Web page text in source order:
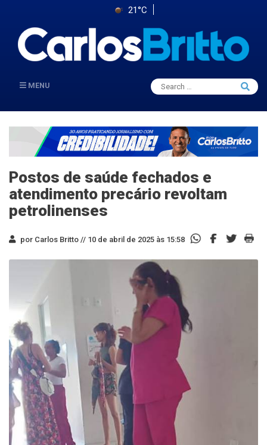
21°C
MENU
Search
for:
Search
Postos de saúde fechados e
atendimento precário revoltam
petrolinenses
por Carlos Britto // 10 de abril de 2025 às 15:58